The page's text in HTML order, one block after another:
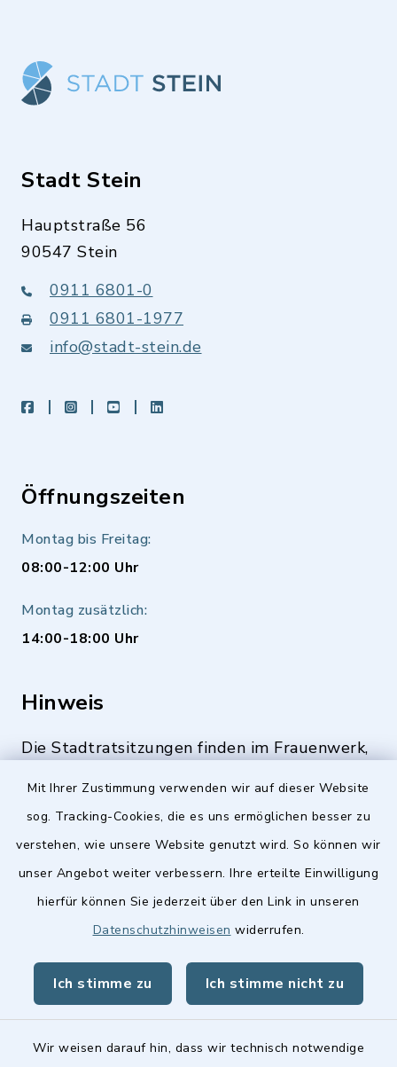
Mit Ihrer Zustimmung verwenden wir auf dieser Website
sog. Tracking-Cookies, die es uns ermöglichen besser zu
verstehen, wie unsere Website genutzt wird. So können wir
unser Angebot weiter verbessern. Ihre erteilte Einwilligung
hierfür können Sie jederzeit über den Link in unseren
Datenschutzhinweisen widerrufen.
Ich stimme zu Ich stimme nicht zu
Wir weisen darauf hin, dass wir technisch notwendige
Stadt Stein
Hauptstraße 56
90547 Stein
0911 6801-0
0911 6801-1977
info@stadt-stein.de
facebookinstagramyoutubeLinkedIn
Öffnungszeiten
Montag bis Freitag:
08:00-12:00 Uhr
Montag zusätzlich:
14:00-18:00 Uhr
Hinweis
Die Stadtratsitzungen finden im Frauenwerk,
Quicklinks
Stellenangebote
Landkreis Fürth